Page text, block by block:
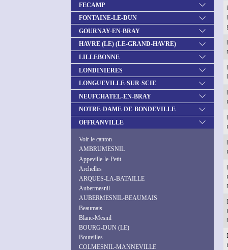
FECAMP
FONTAINE-LE-DUN
GOURNAY-EN-BRAY
HAVRE (LE) (LE-GRAND-HAVRE)
LILLEBONNE
LONDINIERES
LONGUEVILLE-SUR-SCIE
NEUFCHATEL-EN-BRAY
NOTRE-DAME-DE-BONDEVILLE
OFFRANVILLE
Voir le canton
AMBRUMESNIL
Appeville-le-Petit
Archelles
ARQUES-LA-BATAILLE
Aubermesnil
AUBERMESNIL-BEAUMAIS
Beaumais
Blanc-Mesnil
BOURG-DUN (LE)
Bouteilles
COLMESNIL-MANNEVILLE